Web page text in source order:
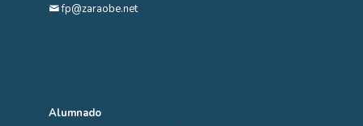
fp@zaraobe.net
Alumnado